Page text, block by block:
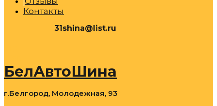
Контакты
31shina@list.ru
БелАвтоШина
г.Белгород, Молодежная, 93